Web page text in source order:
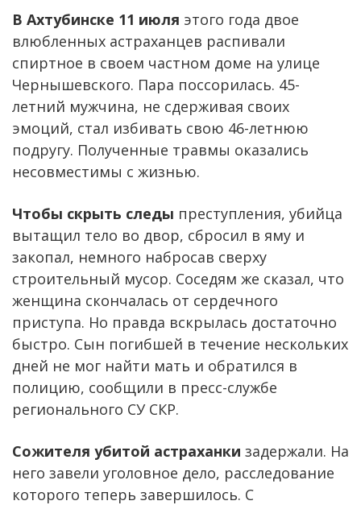
В Ахтубинске 11 июля этого года двое
влюбленных астраханцев распивали
спиртное в своем частном доме на улице
Чернышевского. Пара поссорилась. 45-
летний мужчина, не сдерживая своих
эмоций, стал избивать свою 46-летнюю
подругу. Полученные травмы оказались
несовместимы с жизнью.
Чтобы скрыть следы преступления, убийца
вытащил тело во двор, сбросил в яму и
закопал, немного набросав сверху
строительный мусор. Соседям же сказал, что
женщина скончалась от сердечного
приступа. Но правда вскрылась достаточно
быстро. Сын погибшей в течение нескольких
дней не мог найти мать и обратился в
полицию, сообщили в пресс-службе
регионального СУ СКР.
Сожителя убитой астраханки задержали. На
него завели уголовное дело, расследование
которого теперь завершилось. С